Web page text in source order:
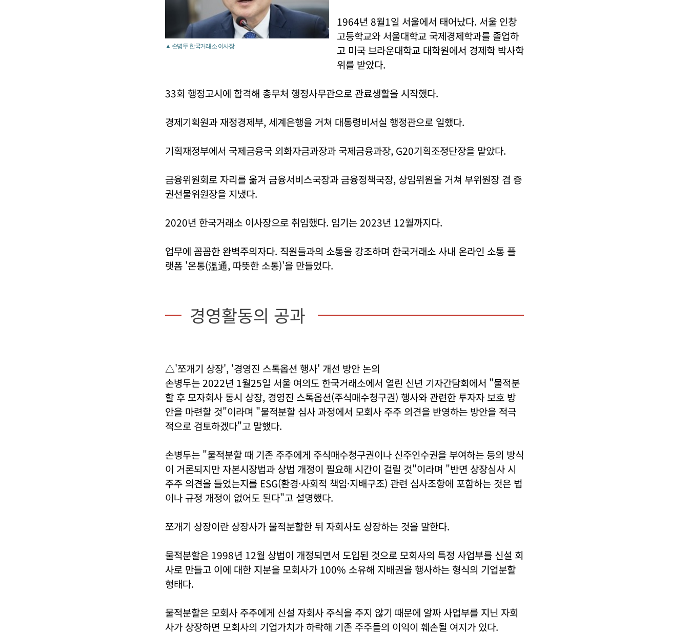
▲ 손병두 한국거래소 이사장.
1964년 8월1일 서울에서 태어났다. 서울 인창
고등학교와 서울대학교 국제경제학과를 졸업하
고 미국 브라운대학교 대학원에서 경제학 박사학
위를 받았다.
33회 행정고시에 합격해 총무처 행정사무관으로 관료생활을 시작했다.
경제기획원과 재정경제부, 세계은행을 거쳐 대통령비서실 행정관으로 일했다.
기획재정부에서 국제금융국 외화자금과장과 국제금융과장, G20기획조정단장을 맡았다.
금융위원회로 자리를 옮겨 금융서비스국장과 금융정책국장, 상임위원을 거쳐 부위원장 겸 증
권선물위원장을 지냈다.
2020년 한국거래소 이사장으로 취임했다. 임기는 2023년 12월까지다.
업무에 꼼꼼한 완벽주의자다. 직원들과의 소통을 강조하며 한국거래소 사내 온라인 소통 플
랫폼 '온통(溫通, 따뜻한 소통)'을 만들었다.
경영활동의 공과
△'쪼개기 상장', '경영진 스톡옵션 행사' 개선 방안 논의
손병두는 2022년 1월25일 서울 여의도 한국거래소에서 열린 신년 기자간담회에서 "물적분
할 후 모자회사 동시 상장, 경영진 스톡옵션(주식매수청구권) 행사와 관련한 투자자 보호 방
안을 마련할 것"이라며 "물적분할 심사 과정에서 모회사 주주 의견을 반영하는 방안을 적극
적으로 검토하겠다"고 말했다.
손병두는 "물적분할 때 기존 주주에게 주식매수청구권이나 신주인수권을 부여하는 등의 방식
이 거론되지만 자본시장법과 상법 개정이 필요해 시간이 걸릴 것"이라며 "반면 상장심사 시
주주 의견을 들었는지를 ESG(환경·사회적 책임·지배구조) 관련 심사조항에 포함하는 것은 법
이나 규정 개정이 없어도 된다"고 설명했다.
쪼개기 상장이란 상장사가 물적분할한 뒤 자회사도 상장하는 것을 말한다.
물적분할은 1998년 12월 상법이 개정되면서 도입된 것으로 모회사의 특정 사업부를 신설 회
사로 만들고 이에 대한 지분을 모회사가 100% 소유해 지배권을 행사하는 형식의 기업분할
형태다.
물적분할은 모회사 주주에게 신설 자회사 주식을 주지 않기 때문에 알짜 사업부를 지닌 자회
사가 상장하면 모회사의 기업가치가 하락해 기존 주주들의 이익이 훼손될 여지가 있다.